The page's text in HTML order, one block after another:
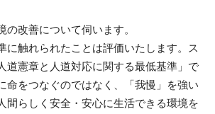
改善について伺います。
に触れられたことは評価いたします。ス
道憲章と人道対応に関する最低基準」で
命をつなぐのではなく、「我慢」を強い
間らしく安全・安心に生活できる環境を